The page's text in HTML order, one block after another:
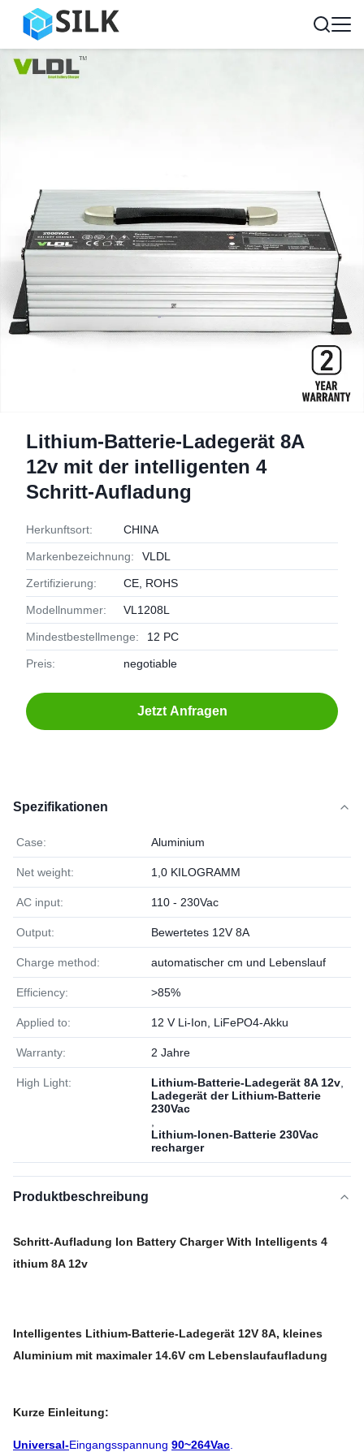
Lithium-Batterie-Ladegerät 8A
12v mit der intelligenten 4
Schritt-Aufladung
Herkunftsort: CHINA
Markenbezeichnung: VLDL
Zertifizierung: CE, ROHS
Modellnummer: VL1208L
Mindestbestellmenge: 12 PC
Preis: negotiable
Jetzt Anfragen
Spezifikationen
Case: Aluminium
Net weight: 1,0 KILOGRAMM
AC input: 110 - 230Vac
Output: Bewertetes 12V 8A
Charge method: automatischer cm und Lebenslauf
Efficiency: >85%
Applied to: 12 V Li-Ion, LiFePO4-Akku
Warranty: 2 Jahre
High Light: Lithium-Batterie-Ladegerät 8A 12v
Ladegerät der Lithium-Batterie
230Vac
Lithium-Ionen-Batterie 230Vac
recharger
Produktbeschreibung
Schritt-Aufladung Ion Battery Charger With Intelligents 4
ithium 8A 12v
Intelligentes Lithium-Batterie-Ladegerät 12V 8A, kleines
Aluminium mit maximaler 14.6V cm Lebenslaufaufladung
Kurze Einleitung:
Universal-Eingangsspannung 90~264Vac